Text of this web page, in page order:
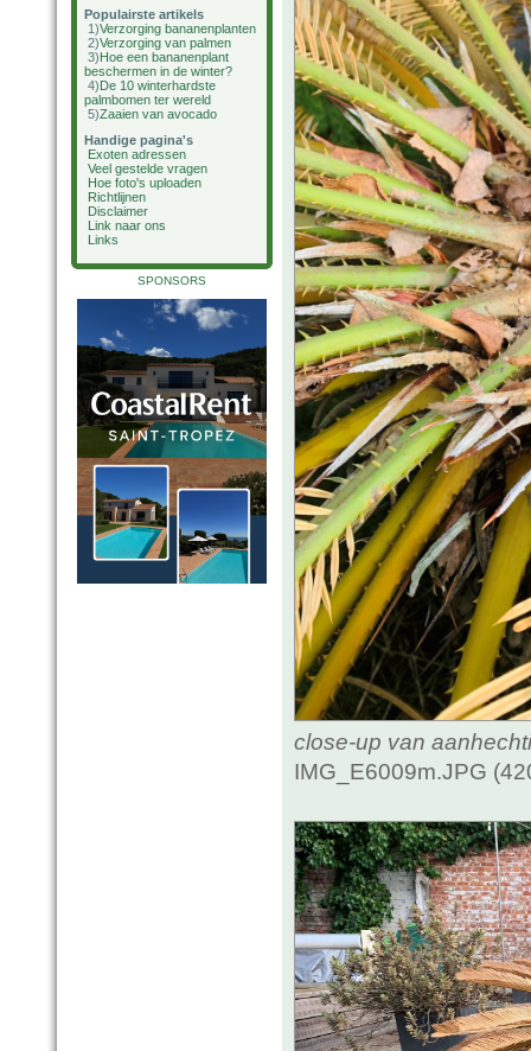
Populairste artikels
1)Verzorging bananenplanten
2)Verzorging van palmen
3)Hoe een bananenplant
beschermen in de winter?
4)De 10 winterhardste
palmbomen ter wereld
5)Zaaien van avocado
Handige pagina's
Exoten adressen
Veel gestelde vragen
Hoe foto's uploaden
Richtlijnen
Disclaimer
Link naar ons
Links
SPONSORS
close-up van
IMG_E6009m.JPG